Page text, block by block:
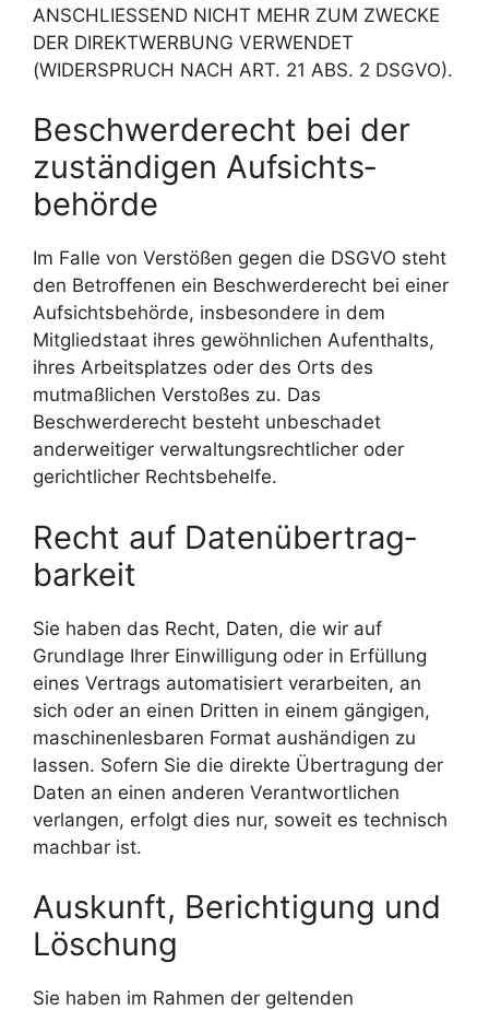
ANSCHLIESSEND NICHT MEHR ZUM ZWECKE
DER DIREKTWERBUNG VERWENDET
(WIDERSPRUCH NACH ART. 21 ABS. 2 DSGVO).
Beschwerde­recht bei der
zuständigen Aufsichts­
behörde
Im Falle von Verstößen gegen die DSGVO steht
den Betroffenen ein Beschwerderecht bei einer
Aufsichtsbehörde, insbesondere in dem
Mitgliedstaat ihres gewöhnlichen Aufenthalts,
ihres Arbeitsplatzes oder des Orts des
mutmaßlichen Verstoßes zu. Das
Beschwerderecht besteht unbeschadet
anderweitiger verwaltungsrechtlicher oder
gerichtlicher Rechtsbehelfe.
Recht auf Daten­übertrag­
barkeit
Sie haben das Recht, Daten, die wir auf
Grundlage Ihrer Einwilligung oder in Erfüllung
eines Vertrags automatisiert verarbeiten, an
sich oder an einen Dritten in einem gängigen,
maschinenlesbaren Format aushändigen zu
lassen. Sofern Sie die direkte Übertragung der
Daten an einen anderen Verantwortlichen
verlangen, erfolgt dies nur, soweit es technisch
machbar ist.
Auskunft, Berichtigung und
Löschung
Sie haben im Rahmen der geltenden